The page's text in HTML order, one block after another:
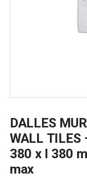
DALLES
WALL TILES
380 x l 380
max